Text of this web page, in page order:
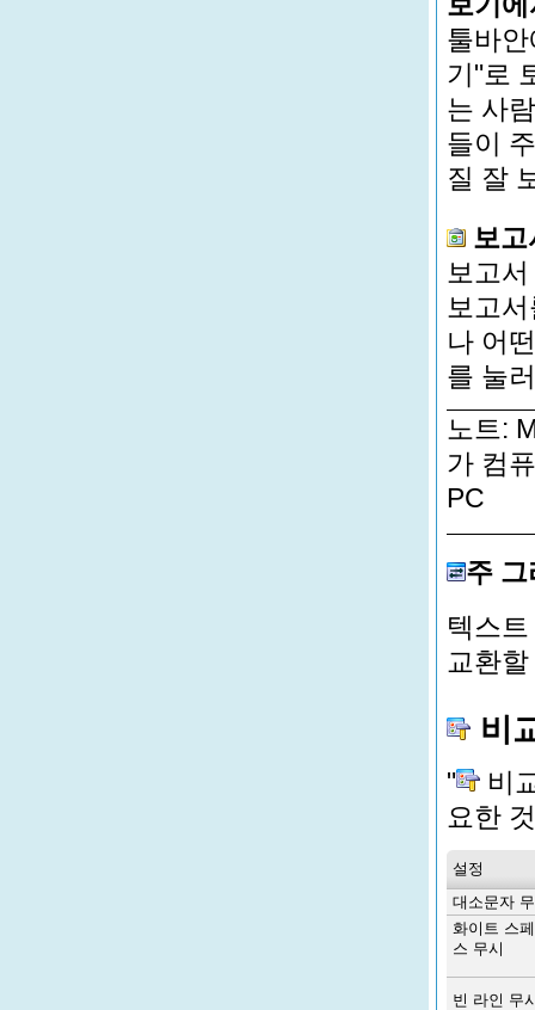
툴바
기"로
는 사
들이
질 잘
보
보고
보고
나 어
를 눌
노트:
가 컴
PC
주
텍스
교환
비
"
비
요한
설정
대소문자
화이트 스
스 무시
빈 라인 무